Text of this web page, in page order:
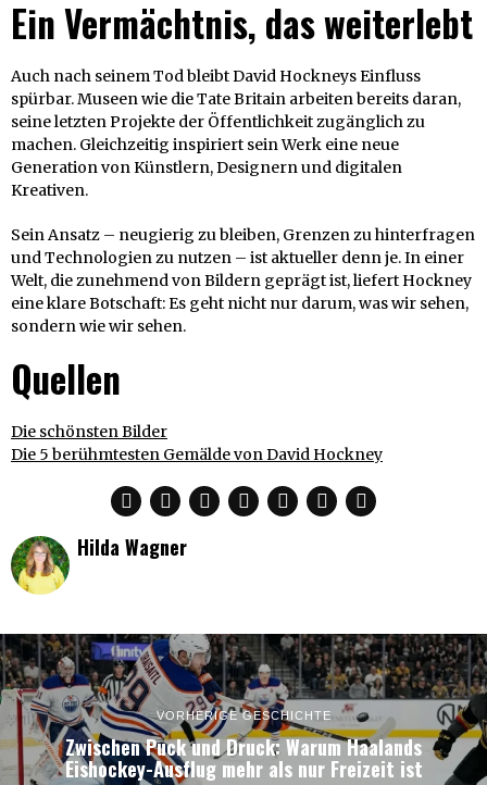
Ein Vermächtnis, das weiterlebt
Auch nach seinem Tod bleibt David Hockneys Einfluss
spürbar. Museen wie die Tate Britain arbeiten bereits daran,
seine letzten Projekte der Öffentlichkeit zugänglich zu
machen. Gleichzeitig inspiriert sein Werk eine neue
Generation von Künstlern, Designern und digitalen
Kreativen.
Sein Ansatz – neugierig zu bleiben, Grenzen zu hinterfragen
und Technologien zu nutzen – ist aktueller denn je. In einer
Welt, die zunehmend von Bildern geprägt ist, liefert Hockney
eine klare Botschaft: Es geht nicht nur darum, was wir sehen,
sondern wie wir sehen.
Quellen
Die schönsten Bilder
Die 5 berühmtesten Gemälde von David Hockney
Hilda Wagner
VORHERIGE GESCHICHTE
Zwischen Puck und Druck: Warum Haalands
Eishockey-Ausflug mehr als nur Freizeit ist